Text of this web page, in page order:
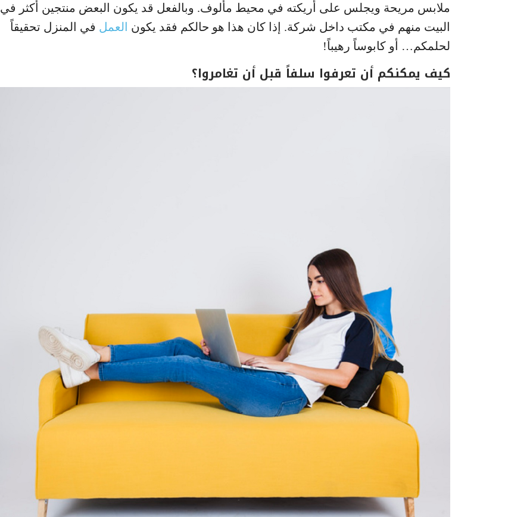
ملابس مريحة ويجلس على أريكته في محيط مألوف. وبالفعل قد يكون البعض منتجين أكثر في
البيت منهم في مكتب داخل شركة. إذا كان هذا هو حالكم فقد يكون العمل في المنزل تحقيقاً
لحلمكم… أو كابوساً رهيباً!
كيف يمكنكم أن تعرفوا سلفاً قبل أن تغامروا؟